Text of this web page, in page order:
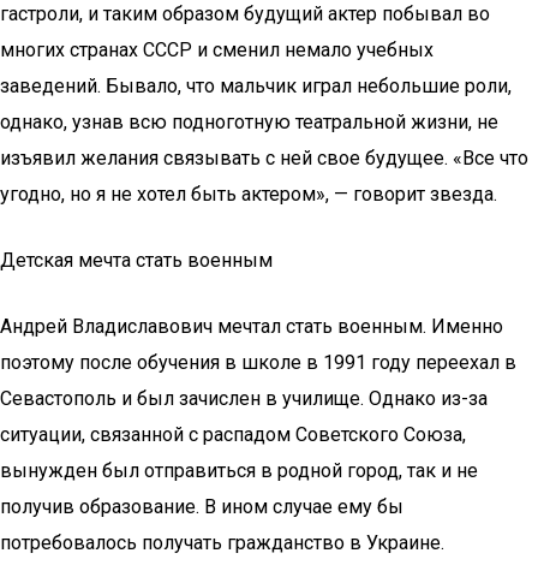
гастроли, и таким образом будущий актер побывал во
многих странах СССР и сменил немало учебных
заведений. Бывало, что мальчик играл небольшие роли,
однако, узнав всю подноготную театральной жизни, не
изъявил желания связывать с ней свое будущее. «Все что
угодно, но я не хотел быть актером», — говорит звезда.
Детская мечта стать военным
Андрей Владиславович мечтал стать военным. Именно
поэтому после обучения в школе в 1991 году переехал в
Севастополь и был зачислен в училище. Однако из-за
ситуации, связанной с распадом Советского Союза,
вынужден был отправиться в родной город, так и не
получив образование. В ином случае ему бы
потребовалось получать гражданство в Украине.